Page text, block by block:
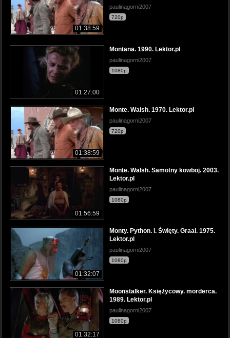
01:38:59
paulinagorni2007
720p
01:27:00
Montana. 1990. Lektor.pl
paulinagorni2007
1080p
01:38:59
Monte. Walsh. 1970. Lektor.pl
paulinagorni2007
720p
01:56:59
Monte. Walsh. Samotny kowboj. 2003.
Lektor.pl
paulinagorni2007
1080p
01:32:07
Monty. Python. i. Święty. Graal. 1975.
Lektor.pl
paulinagorni2007
1080p
01:32:17
Moonstalker. Księżycowy. morderca.
1989. Lektor.pl
paulinagorni2007
1080p